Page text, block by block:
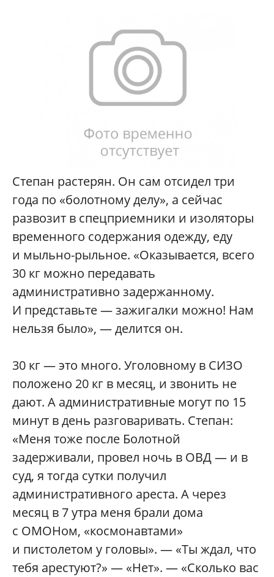
Степан растерян. Он сам отсидел три
года по «болотному делу», а сейчас
развозит в спецприемники и изоляторы
временного содержания одежду, еду
и мыльно-рыльное. «Оказывается, всего
30 кг можно передавать
административно задержанному.
И представьте — зажигалки можно! Нам
нельзя было», — делится он.
30 кг — это много. Уголовному в СИЗО
положено 20 кг в месяц, и звонить не
дают. А административные могут по 15
минут в день разговаривать. Степан:
«Меня тоже после Болотной
задерживали, провел ночь в ОВД — и в
суд, я тогда сутки получил
административного ареста. А через
месяц в 7 утра меня брали дома
с ОМОНом, «космонавтами»
и пистолетом у головы». — «Ты ждал, что
тебя арестуют?» — «Нет». — «Сколько вас